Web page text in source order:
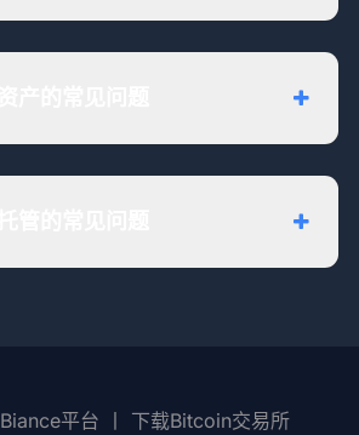
Biance平台
下载Bitcoin交易所